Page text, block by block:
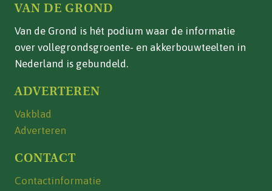
VAN DE GROND
Van de Grond is hét podium waar de informatie
over vollegrondsgroente- en akkerbouwteelten in
Nederland is gebundeld.
ADVERTEREN
Vakblad
Adverteren
CONTACT
Contactinformatie